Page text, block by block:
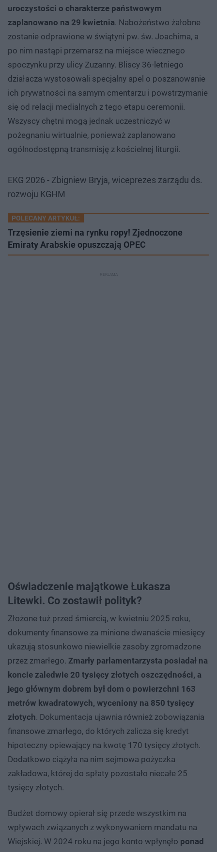
uroczystości o charakterze państwowym
zaplanowano na 29 kwietnia. Nabożeństwo żałobne
zostanie odprawione w świątyni pw. św. Joachima, a
po nim nastąpi przemarsz na miejsce wiecznego
spoczynku przy ulicy Zuzanny. Bliscy 36-letniego
działacza wystosowali specjalny apel o poszanowanie
ich prywatności na samym cmentarzu i powstrzymanie
się od relacji medialnych z tego etapu ceremonii.
Wszyscy chętni mogą jednak uczestniczyć w
pożegnaniu wirtualnie, ponieważ zaplanowano
ogólnodostępną transmisję z kościelnej liturgii.
EKG 2026 - Zbigniew Bryja, wiceprezes zarządu ds.
rozwoju KGHM
POLECANY ARTYKUŁ:
Trzęsienie ziemi na rynku ropy! Zjednoczone
Emiraty Arabskie opuszczają OPEC
Oświadczenie majątkowe Łukasza
Litewki. Co zostawił polityk?
Złożone tuż przed śmiercią, w kwietniu 2025 roku,
dokumenty finansowe za minione dwanaście miesięcy
ukazują stosunkowo niewielkie zasoby zgromadzone
przez zmarłego. Zmarły parlamentarzysta posiadał na
koncie zaledwie 20 tysięcy złotych oszczędności, a
jego głównym dobrem był dom o powierzchni 163
metrów kwadratowych, wyceniony na 850 tysięcy
złotych. Dokumentacja ujawnia również zobowiązania
finansowe zmarłego, do których zalicza się kredyt
hipoteczny opiewający na kwotę 170 tysięcy złotych.
Dodatkowo ciążyła na nim sejmowa pożyczka
zakładowa, której do spłaty pozostało niecałe 25
tysięcy złotych.
Budżet domowy opierał się przede wszystkim na
wpływach związanych z wykonywaniem mandatu na
Wiejskiej. W 2024 roku na jego konto wpłynęło ponad